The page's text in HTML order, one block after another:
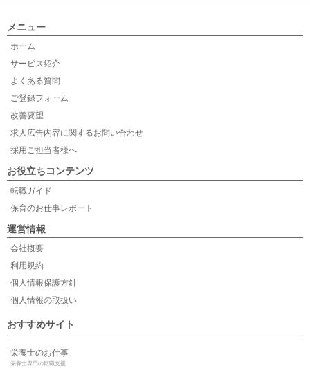
メニュー
ホーム
サービス紹介
よくある質問
ご登録フォーム
改善要望
求人広告内容に関するお問い合わせ
採用ご担当者様へ
お役立ちコンテンツ
転職ガイド
保育のお仕事レポート
運営情報
会社概要
利用規約
個人情報保護方針
個人情報の取扱い
おすすめサイト
栄養士のお仕事
栄養士専門の転職支援